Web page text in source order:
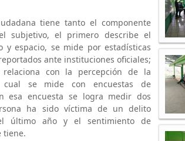
tiene tanto el componente
subjetivo, el primero describe el
y espacio, se mide por estadísticas
ante instituciones oficiales;
con la percepción de la
cual se mide con encuestas de
esa encuesta se logra medir dos
ha sido víctima de un delito
último año y el sentimiento de
tiene.